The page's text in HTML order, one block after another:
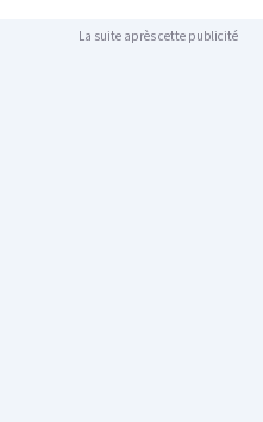
La suite après cette publicité